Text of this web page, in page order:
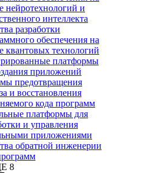
нейротехнологий и
интеллекта
разработки
обеспечения на
квантовых технологий
платформы
приложений
предотвращения
и восстановления
кода программ
платформы для
и управления
приложениями
обратной инженерии
8